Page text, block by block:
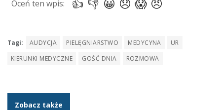
Tagi: AUDYCJA PIELĘGNIARSTWO MEDYCYNA
UR
KIERUNKI MEDYCZNE
GOŚĆ DNIA ROZMOWA
Zobacz także